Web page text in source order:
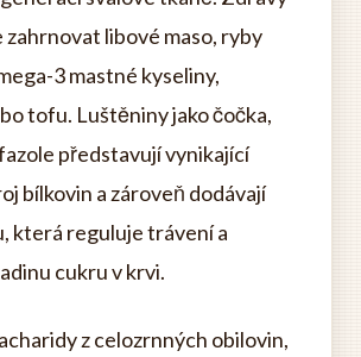
libové maso, ryby
3 mastné kyseliny,
tofu. Luštěniny jako čočka,
představují vynikající
bílkovin a zároveň dodávají
která reguluje trávení a
cukru v krvi.
z celozrnných obilovin,